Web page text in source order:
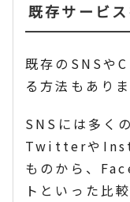
既存サービ
既存のSNSや
る方法もありま
SNSには多く
Twitterや
ものから、
トといった比